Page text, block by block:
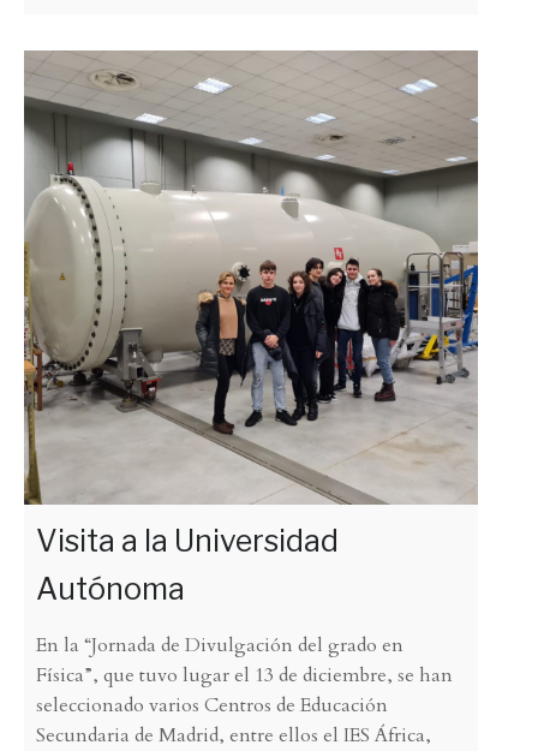
Visita a la Universidad
Autónoma
En la “Jornada de Divulgación del grado en
Física”, que tuvo lugar el 13 de diciembre, se han
seleccionado varios Centros de Educación
Secundaria de Madrid, entre ellos el IES África,